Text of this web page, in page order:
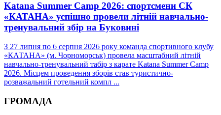
Katana Summer Camp 2026: спортсмени СК
«КАТАНА» успішно провели літній навчально-
тренувальний збір на Буковині
З 27 липня по 6 серпня 2026 року команда спортивного клубу
«КАТАНА» (м. Чорноморськ) провела масштабний літній
навчально-тренувальний табір з карате Katana Summer Camp
2026. Місцем проведення зборів став туристично-
розважальний готельний компл ...
ГРОМАДА